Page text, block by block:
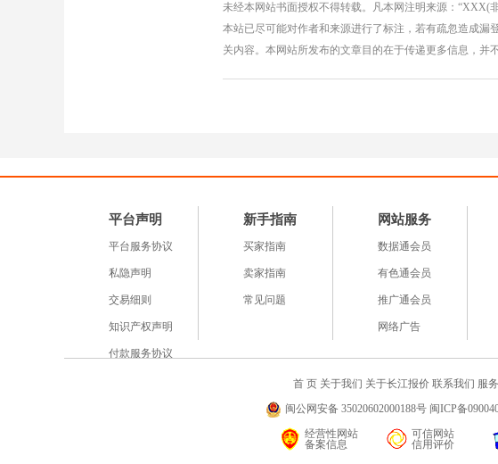
未经本网站书面授权不得转载。凡本网注明来源：“XXX(
本站已尽可能对作者和来源进行了标注，若有疏忽造成
关内容。本网站所发布的文章目的在于传递更多信息，并
平台声明
平台服务协议
私隐声明
交易细则
知识产权声明
付款服务协议
新手指南
买家指南
卖家指南
常见问题
网站服务
数据通会员
有色通会员
推广通会员
网络广告
首 页 关于我们 关于长江报价 联系我们 服
闽公网安备 35020602000188号 闽ICP备
经营性网站
备案信息
可信网站
信用评价